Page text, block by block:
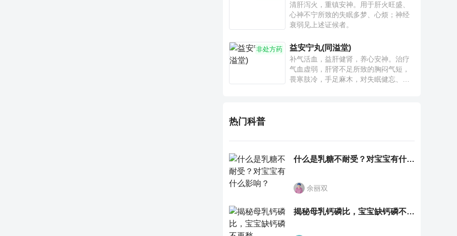
清肝泻火，重镇安神。用于肝火旺盛、
心神不宁所致的失眠多梦、心烦；神经
衰弱见上述证候者。
非处方药 益安宁丸(同溢堂)
补气活血，益肝健肾，养心安神。治疗
气血虚弱，肝肾不足所致的胸闷气短，
畏寒肢冷，手足麻木，对失眠健忘、神
热门科普
什么是乳糖不耐受？对宝宝有什么影响？
余丽双
揭秘母乳钙磷比，宝宝缺钙磷不再愁